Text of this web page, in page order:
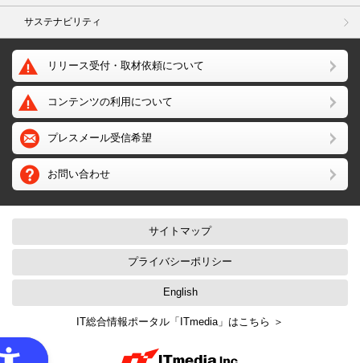
サステナビリティ
リリース受付・取材依頼について
コンテンツの利用について
プレスメール受信希望
お問い合わせ
サイトマップ
プライバシーポリシー
English
IT総合情報ポータル「ITmedia」はこちら ＞